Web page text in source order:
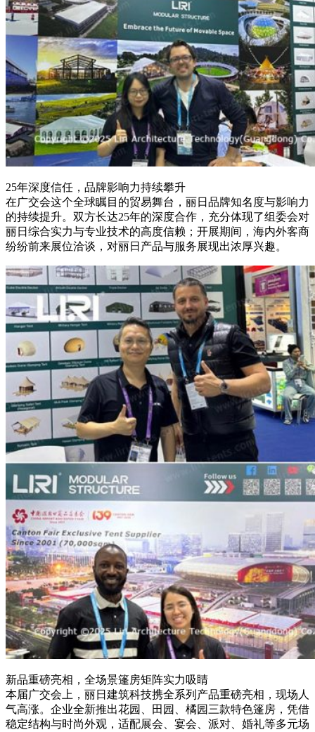
25年深度信任，品牌影响力持续攀升
在广交会这个全球瞩目的贸易舞台，丽日品牌知名度与影响力
的持续提升。双方长达25年的深度合作，充分体现了组委会对
丽日综合实力与专业技术的高度信赖；开展期间，海内外客商
纷纷前来展位洽谈，对丽日产品与服务展现出浓厚兴趣。
新品重磅亮相，全场景篷房矩阵实力吸睛
本届广交会上，丽日建筑科技携全系列产品重磅亮相，现场人
气高涨。企业全新推出花园、田园、橘园三款特色篷房，凭借
稳定结构与时尚外观，适配展会、宴会、派对、婚礼等多元场